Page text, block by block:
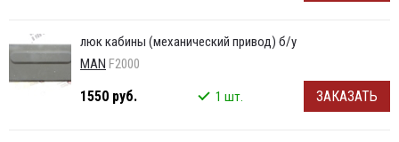
люк кабины (механический привод) б/у
MAN F2000
1550 руб. 1 шт. ЗАКАЗАТЬ